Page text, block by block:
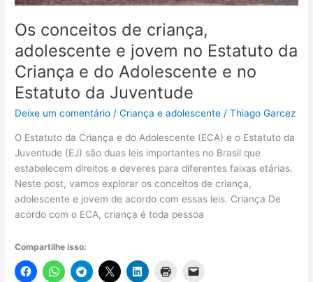
Os conceitos de criança,
adolescente e jovem no Estatuto da
Criança e do Adolescente e no
Estatuto da Juventude
Deixe um comentário /Criança e adolescente /Thiago Garcez
O Estatuto da Criança e do Adolescente (ECA) e o Estatuto da
Juventude (EJ) são duas leis importantes no Brasil que
estabelecem direitos e deveres para diferentes faixas etárias.
Neste post, vamos explorar os conceitos de criança,
adolescente e jovem de acordo com essas leis. Criança De
acordo com o ECA, criança é toda pessoa
Compartilhe isso: